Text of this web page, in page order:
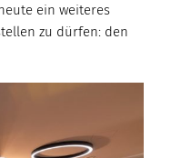
ein weiteres
zu dürfen: den